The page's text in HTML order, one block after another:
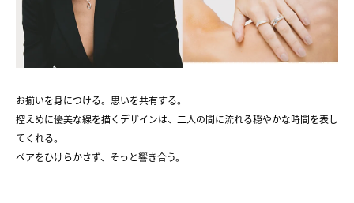
お揃いを身につける。思いを共有する。
控えめに優美な線を描くデザインは、二人の間に流れる穏やかな時間を表し
てくれる。
ペアをひけらかさず、そっと響き合う。